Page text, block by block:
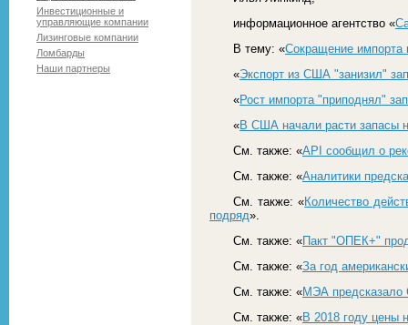
Инвестиционные и
управляющие компании
Лизинговые компании
Ломбарды
Наши партнеры
информационное агентство «
В тему: «Сокращение импорта
«Экспорт из США "занизил"
«Рост импорта "приподнял"
«В США начали расти запасы
См. также: «API сообщил о
См. также: «Аналитики
См. также: «Количество
подряд».
См. также: «Пакт "ОПЕК+"
См. также: «За год
См. также: «МЭА предсказало
См. также: «В 2018 году цены